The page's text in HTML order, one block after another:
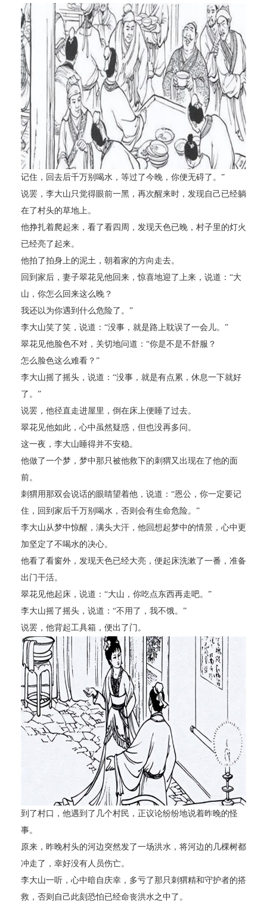
记住，回去后千万别喝水，等过了今晚，你便无碍了。”
说罢，李大山只觉得眼前一黑，再次醒来时，发现自己已经躺
在了村头的草地上。
他挣扎着爬起来，看了看四周，发现天色已晚，村子里的灯火
已经亮了起来。
他拍了拍身上的泥土，朝着家的方向走去。
回到家后，妻子翠花见他回来，惊喜地迎了上来，说道：“大
山，你怎么回来这么晚？
我还以为你遇到什么危险了。”
李大山笑了笑，说道：“没事，就是路上耽误了一会儿。”
翠花见他脸色不对，关切地问道：“你是不是不舒服？
怎么脸色这么难看？”
李大山摇了摇头，说道：“没事，就是有点累，休息一下就好
了。”
说罢，他径直走进屋里，倒在床上便睡了过去。
翠花见他如此，心中虽然疑惑，但也没再多问。
这一夜，李大山睡得并不安稳。
他做了一个梦，梦中那只被他救下的刺猬又出现在了他的面
前。
刺猬用那双会说话的眼睛望着他，说道：“恩公，你一定要记
住，回到家后千万别喝水，否则会有生命危险。”
李大山从梦中惊醒，满头大汗，他回想起梦中的情景，心中更
加坚定了不喝水的决心。
他看了看窗外，发现天色已经大亮，便起床洗漱了一番，准备
出门干活。
翠花见他起床，说道：“大山，你吃点东西再走吧。”
李大山摇了摇头，说道：“不用了，我不饿。”
说罢，他背起工具箱，便出了门。
到了村口，他遇到了几个村民，正议论纷纷地说着昨晚的怪
事。
原来，昨晚村头的河边突然发了一场洪水，将河边的几棵树都
冲走了，幸好没有人员伤亡。
李大山一听，心中暗自庆幸，多亏了那只刺猬精和守护者的搭
救，否则自己此刻恐怕已经命丧洪水之中了。